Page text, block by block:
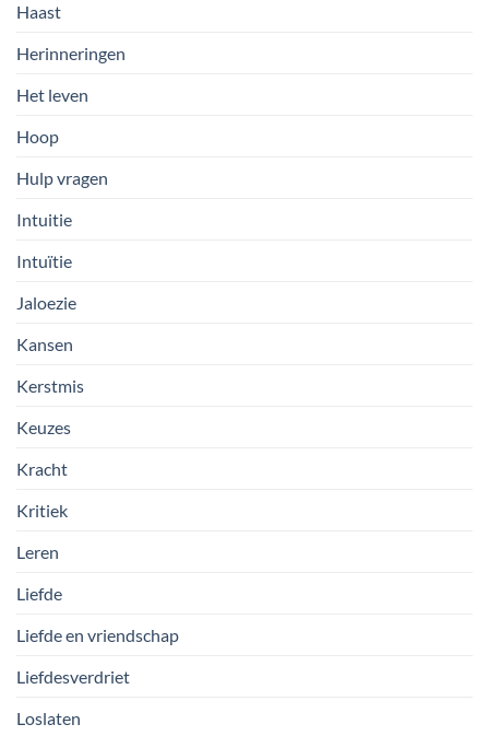
Haast
Herinneringen
Het leven
Hoop
Hulp vragen
Intuitie
Intuïtie
Jaloezie
Kansen
Kerstmis
Keuzes
Kracht
Kritiek
Leren
Liefde
Liefde en vriendschap
Liefdesverdriet
Loslaten